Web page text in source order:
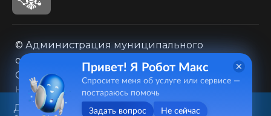
© Администрация муниципального
образования городского округа «Город
Саратов»
Контакты
Карта сайта
Политика в отношении обработки
Данный веб-сайт использует
Привет! Я Робот Макс
Спросите меня об услуге или сервисе —
постараюсь помочь
Задать вопрос Не сейчас